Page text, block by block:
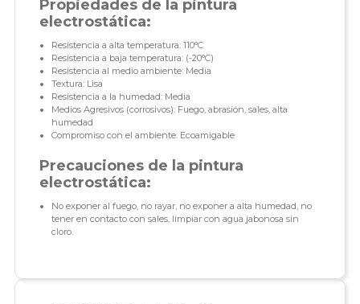
Propiedades de la pintura
electrostática:
Resistencia a alta temperatura: 110°C
Resistencia a baja temperatura: (-20°C)
Resistencia al medio ambiente: Media
Textura: Lisa
Resistencia a la humedad: Media
Medios Agresivos (corrosivos): Fuego, abrasión, sales, alta
humedad
Compromiso con el ambiente: Ecoamigable
Precauciones de la pintura
electrostática:
No exponer al fuego, no rayar, no exponer a alta humedad, no
tener en contacto con sales, limpiar con agua jabonosa sin
cloro.